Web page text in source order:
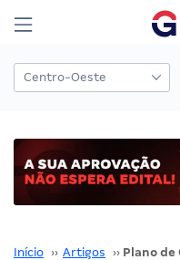
Início ›› Artigos ››